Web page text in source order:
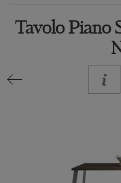
Tavolo Piano